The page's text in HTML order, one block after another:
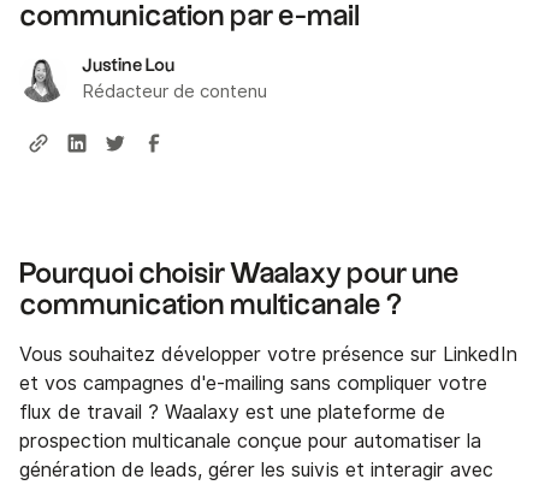
communication par e-mail
Justine Lou
Rédacteur de contenu
Pourquoi choisir Waalaxy pour une
communication multicanale ?
Vous souhaitez développer votre présence sur LinkedIn
et vos campagnes d'e-mailing sans compliquer votre
flux de travail ? Waalaxy est une plateforme de
prospection multicanale conçue pour automatiser la
génération de leads, gérer les suivis et interagir avec